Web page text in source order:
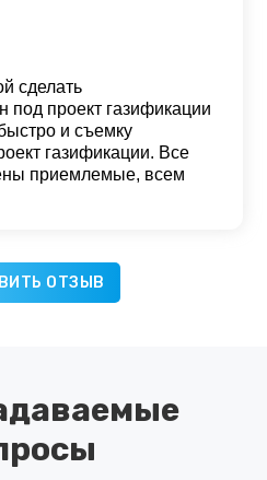
сделать
под проект газификации
и съемку
газификации. Все
приемлемые, всем
ОТЗЫВ